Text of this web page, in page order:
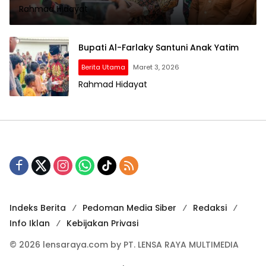
Rahmad Hidayat
Bupati Al-Farlaky Santuni Anak Yatim
Berita Utama Maret 3, 2026
Rahmad Hidayat
Indeks Berita Pedoman Media Siber
Redaksi
Info Iklan
Kebijakan Privasi
© 2026 lensaraya.com by PT. LENSA RAYA MULTIMEDIA